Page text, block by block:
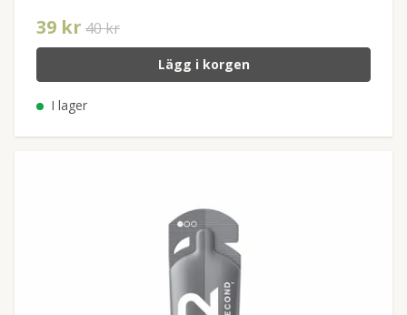
39 kr 40 kr
Lägg i korgen
I lager